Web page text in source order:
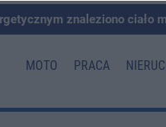
znaleziono ciało
MOTO PRACA